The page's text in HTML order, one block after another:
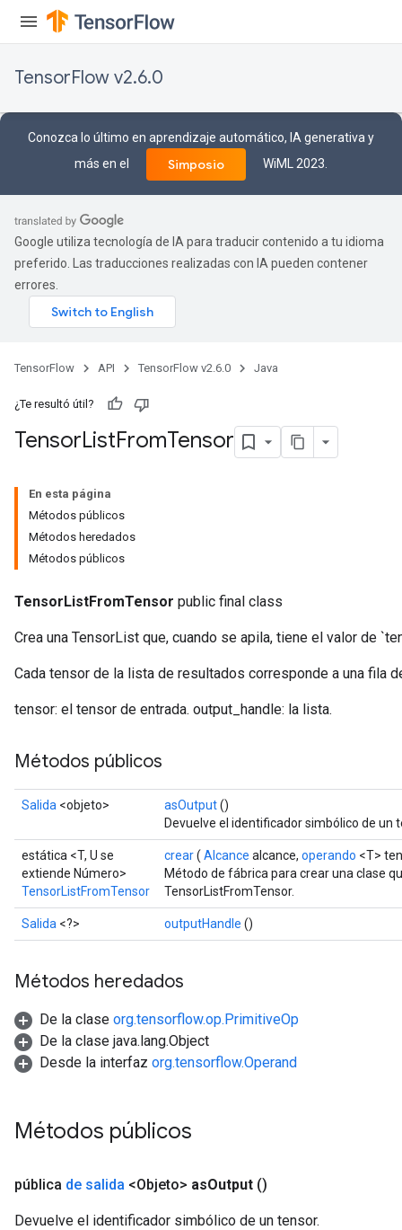
TensorFlow v2.6.0
Conozca lo último en aprendizaje automático, IA generativa y
más en el
Simposio WiML 2023.
Google utiliza tecnología de IA para traducir contenido a tu idioma
preferido. Las traducciones realizadas con IA pueden contener
errores.
TensorFlow API TensorFlow v2.6.0 Java
¿Te resultó útil?
TensorListFromTensor
En esta página
Métodos públicos
Métodos heredados
Métodos públicos
TensorListFromTensor public final class
Crea una TensorList que, cuando se apila, tiene el valor de
Cada tensor de la lista de resultados corresponde a una fila
tensor: el tensor de entrada. output_handle: la lista.
Métodos públicos
Salida <objeto> asOutput()
Devuelve el identificador simbólico de un
estática <T, U se
extiende Número>
TensorListFromTensor
crear( Alcance alcance, operando <T>
Método de fábrica para crear una clase
TensorListFromTensor.
Salida <?> outputHandle ()
Métodos heredados
De la clase org.tensorflow.op.PrimitiveOp
De la clase java.lang.Object
Desde la interfaz org.tensorflow.Operand
Métodos públicos
pública de salida <Objeto> asOutput ()
Devuelve el identificador simbólico de un tensor.